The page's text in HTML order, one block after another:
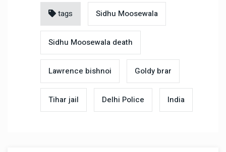
tags Sidhu Moosewala
Sidhu Moosewala death
Lawrence bishnoi Goldy brar
Tihar jail Delhi Police India